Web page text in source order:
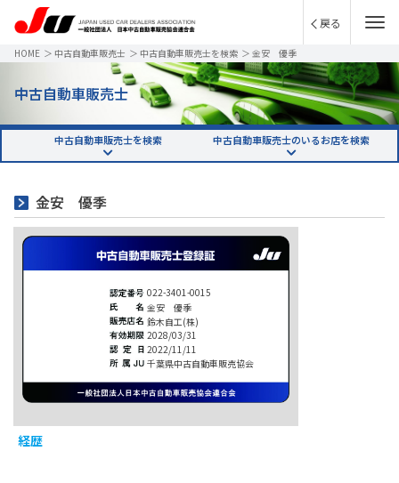
戻る
HOME ＞ 中古自動車販売士 ＞ 中古自動車販売士を検索 ＞ 金安 優季
中古自動車販売士
中古自動車販売士を検索 中古自動車販売士のいるお店を検索
金安 優季
022-3401-0015
金安 優季
鈴木自工(株)
2028/03/31
2022/11/11
千葉県中古自動車販売協会
経歴